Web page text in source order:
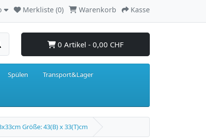
Merkliste (0) Warenkorb Kasse
0 Artikel - 0,00 CHF
Spülen Transport&Lager
Größe: 43(B) x 33(T)cm